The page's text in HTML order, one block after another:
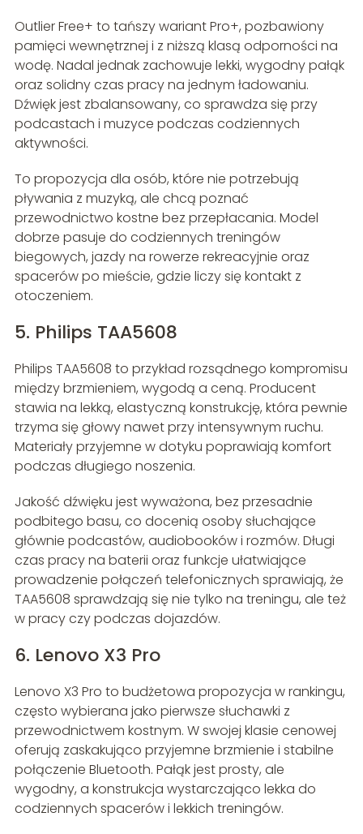
Outlier Free+ to tańszy wariant Pro+, pozbawiony
pamięci wewnętrznej i z niższą klasą odporności na
wodę. Nadal jednak zachowuje lekki, wygodny pałąk
oraz solidny czas pracy na jednym ładowaniu.
Dźwięk jest zbalansowany, co sprawdza się przy
podcastach i muzyce podczas codziennych
aktywności.
To propozycja dla osób, które nie potrzebują
pływania z muzyką, ale chcą poznać
przewodnictwo kostne bez przepłacania. Model
dobrze pasuje do codziennych treningów
biegowych, jazdy na rowerze rekreacyjnie oraz
spacerów po mieście, gdzie liczy się kontakt z
otoczeniem.
5. Philips TAA5608
Philips TAA5608 to przykład rozsądnego kompromisu
między brzmieniem, wygodą a ceną. Producent
stawia na lekką, elastyczną konstrukcję, która pewnie
trzyma się głowy nawet przy intensywnym ruchu.
Materiały przyjemne w dotyku poprawiają komfort
podczas długiego noszenia.
Jakość dźwięku jest wyważona, bez przesadnie
podbitego basu, co docenią osoby słuchające
głównie podcastów, audiobooków i rozmów. Długi
czas pracy na baterii oraz funkcje ułatwiające
prowadzenie połączeń telefonicznych sprawiają, że
TAA5608 sprawdzają się nie tylko na treningu, ale też
w pracy czy podczas dojazdów.
6. Lenovo X3 Pro
Lenovo X3 Pro to budżetowa propozycja w rankingu,
często wybierana jako pierwsze słuchawki z
przewodnictwem kostnym. W swojej klasie cenowej
oferują zaskakująco przyjemne brzmienie i stabilne
połączenie Bluetooth. Pałąk jest prosty, ale
wygodny, a konstrukcja wystarczająco lekka do
codziennych spacerów i lekkich treningów.